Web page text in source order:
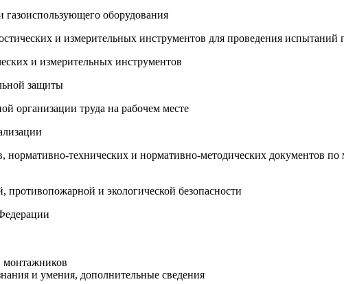
газоиспользующего оборудования
и измерительных инструментов для проведения испытаний
и измерительных инструментов
защиты
организации труда на рабочем месте
технических и нормативно-методических документов
и экологической безопасности
монтажников
и умения, дополнительные сведения